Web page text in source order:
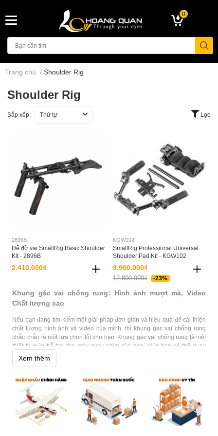
0
Trang chủ / Shoulder Rig
Shoulder Rig
Sắp xếp: Thứ tự Lọc
2896B
Đế đỡ vai SmallRig Basic Shoulder
Kit - 2896B
2.410.000₫
KGW102
SmallRig Professional Universal
Shoulder Pad Kit - KGW102
9.900.000₫
12.800.000₫ -23%
Khung gác vai chống rung: Hình ảnh mượt mà, Video
Chất lượng cao
Nếu bạn đang tìm kiếm một giải pháp đơn giản và hiệu quả để cải thiện
chất lượng hình ảnh và video của mình, thì khung gác vai chống rung
chắc chắn là một lựa chọn tốt cho bạn. Khung gác vai chống rung là một
thiết bị giúp hỗ trợ cho máy quay phim của bạn, giúp bạn có thể quay
phim ổn định hơn, loại bỏ các rung chuyển không mong muốn và mang
lại cho bạn hình ảnh mượt mà và video chất lượng cao.
Khung gác vai chống rung có thiết kế đơn giản, dễ sử dụng và có thể
điều chỉnh để phù hợp với nhiều loại máy quay khác nhau. Nó giúp bạn
có thể quay video một cách chính xác và dễ dàng hơn, đặc biệt là trong
những tình huống di chuyển hoặc bị rung lắc, đảm bảo cho bạn sự
chuyên nghiệp và thu hút sự chú ý của khán giả. Đặc biệt, khi sử dụng
khung gác vai chống rung trong quá trình quay phim, bạn sẽ không cần
Xem thêm